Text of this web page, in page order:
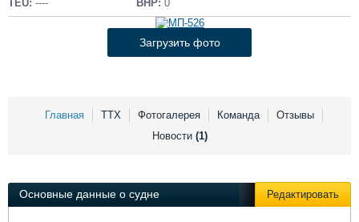
Репутация
Изделия
Материалы
Услуги
Личности
Флот
Форум
TEU: ----
BHP: 0
Загрузить фото
Главная ТТХ Фотогалерея Команда
Отзывы
Новости (1)
Основные данные о судне Редактировать